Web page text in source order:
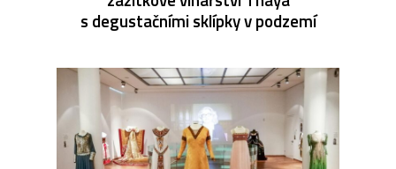
s degustačními sklípky v podzemí